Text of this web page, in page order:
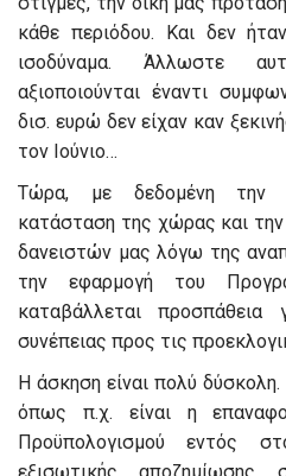
κάθε περιόδου. Και δεν
ισοδύναμα. Άλλωστε
αξιοποιούνται έναντι
δισ. ευρώ δεν είχαν καν
τον Ιούνιο…
Τώρα, με δεδομένη την
κατάσταση της χώρας και
δανειστών μας λόγω της
την εφαρμογή του
καταβάλλεται
συνέπειας προς τις
Η άσκηση είναι πολύ
όπως π.χ. είναι η
Προϋπολογισμού εντός